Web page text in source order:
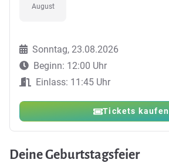
August
Sonntag, 23.08.2026
Beginn: 12:00 Uhr
Einlass: 11:45 Uhr
Tickets kaufen
Deine Geburtstagsfeier